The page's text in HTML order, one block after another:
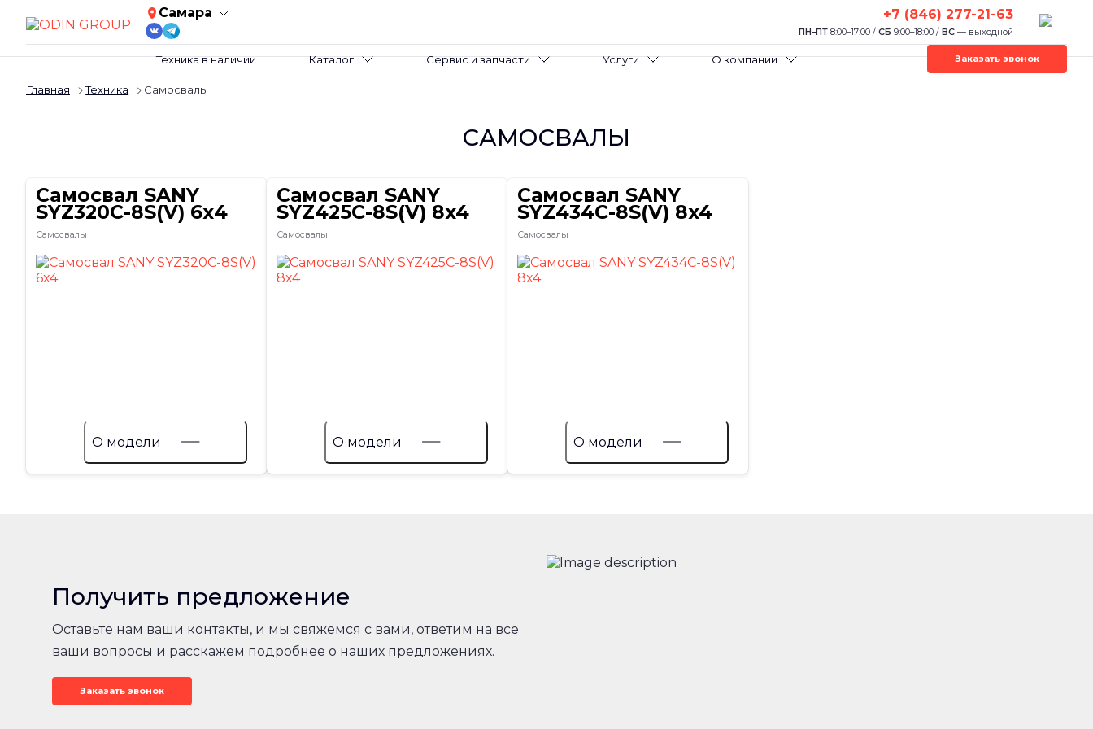
Самара +7 (846) 277-21-63
ПН–ПТ 8:00–17:00 / СБ 9:00–18:00 / ВС — выходной
Техника в наличии Каталог Сервис и запчасти Услуги О компании Заказать звонок
Главная Техника Самосвалы
САМОСВАЛЫ
Самосвал SANY
SYZ320C-8S(V) 6х4
Самосвалы
О модели
Самосвал SANY
SYZ425C-8S(V) 8x4
Самосвалы
О модели
Самосвал SANY
SYZ434C-8S(V) 8x4
Самосвалы
О модели
Получить предложение
Оставьте нам ваши контакты, и мы свяжемся с вами, ответим на все
ваши вопросы и расскажем подробнее о наших предложениях.
Заказать звонок